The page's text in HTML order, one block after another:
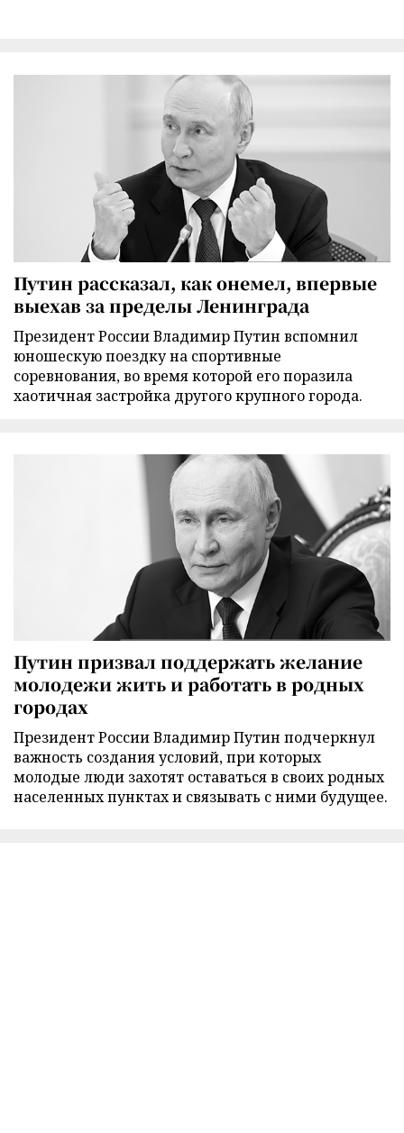
Путин рассказал, как онемел, впервые
выехав за пределы Ленинграда
Президент России Владимир Путин вспомнил
юношескую поездку на спортивные
соревнования, во время которой его поразила
хаотичная застройка другого крупного города.
Путин призвал поддержать желание
молодежи жить и работать в родных
городах
Президент России Владимир Путин подчеркнул
важность создания условий, при которых
молодые люди захотят оставаться в своих родных
населенных пунктах и связывать с ними будущее.